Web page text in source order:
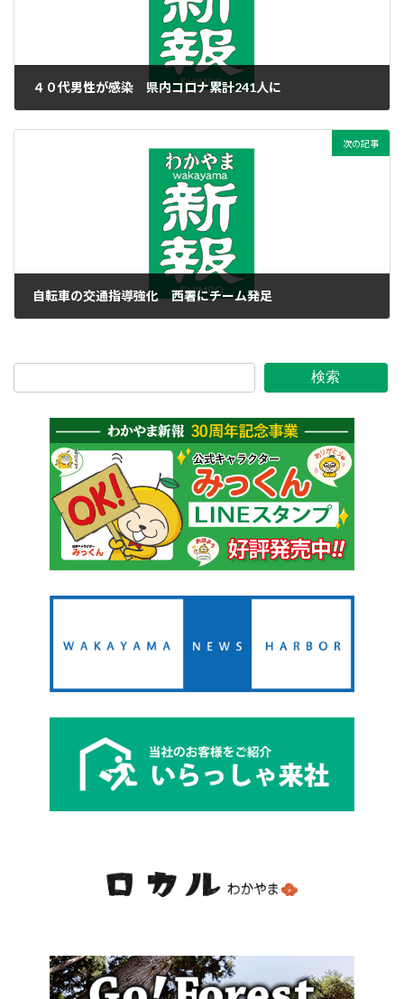
４０代男性が感染 県内コロナ累計241人に
次の記事
自転車の交通指導強化 西署にチーム発足
検索